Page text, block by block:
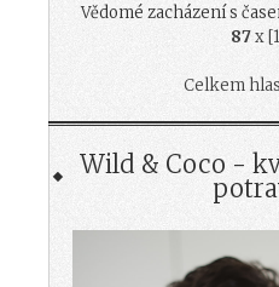
Vědomé zacházení s
87x
Celkem
Wild & Coco -